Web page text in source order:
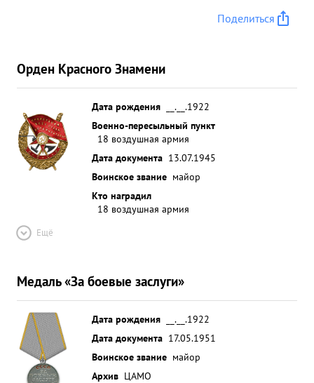
БЕРЛИНА прицельным бомбометанием вызвал 2
слепого полета пройдя в облаках и дожде более
час. 1 Дисциплинирован Среди личного состава
пользуется деловым авторитетом. Морально
устойчив Идеологически выдержан. Партии
ЛЕНИНА-СТАЛИНА и СОЦИАЛИСТИЧЕСКОЙ
РОДИНЕ предан. ...»
Поделиться
Орден Красного Знамени
Дата рождения
__.__.1922
Военно-пересыльный пункт
18 воздушная армия
Дата документа 13.07.1945
Воинское звание майор
Кто наградил
18 воздушная армия
Ещё
Медаль «За боевые заслуги»
Дата рождения
__.__.1922
Дата документа 17.05.1951
Воинское звание майор
Архив ЦАМО